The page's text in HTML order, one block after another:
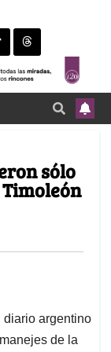
sólo
diario argentino
de la